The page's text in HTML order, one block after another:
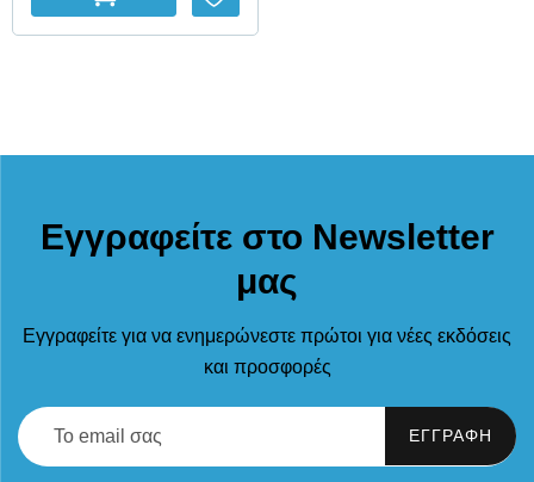
Εγγραφείτε στο Newsletter
μας
Εγγραφείτε για να ενημερώνεστε πρώτοι για νέες εκδόσεις
και προσφορές